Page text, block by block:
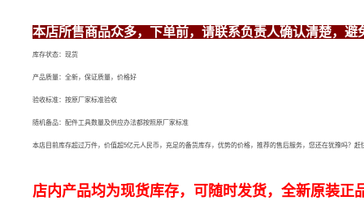
本店所售商品众多，下单前，请联系负责人确认清楚，避
库存状态：现货
产品质量：全新，保证质量，价格好
验收标准：按原厂家标准验收
随机备品：配件工具数量及供应办法都按照原厂家标准
本店目前库存超过万件，价值超5亿元人民币，充足的备货库存，优势的价格，推荐的售后服务，您还在犹豫吗？赶
店内产品均为现货库存，可随时发货，全新原装